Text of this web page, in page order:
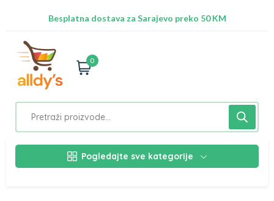
Besplatna dostava za Sarajevo preko 50 KM
0
Pogledajte sve kategorije